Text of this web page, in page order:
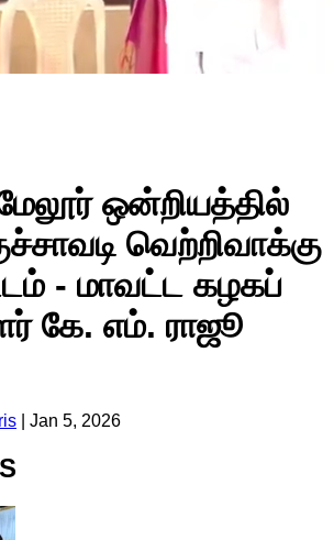
ஒன்றியத்தில்
வெற்றிவாக்கு
- மாவட்ட கழகப்
கே. எம். ராஜூ
Jan 5, 2026